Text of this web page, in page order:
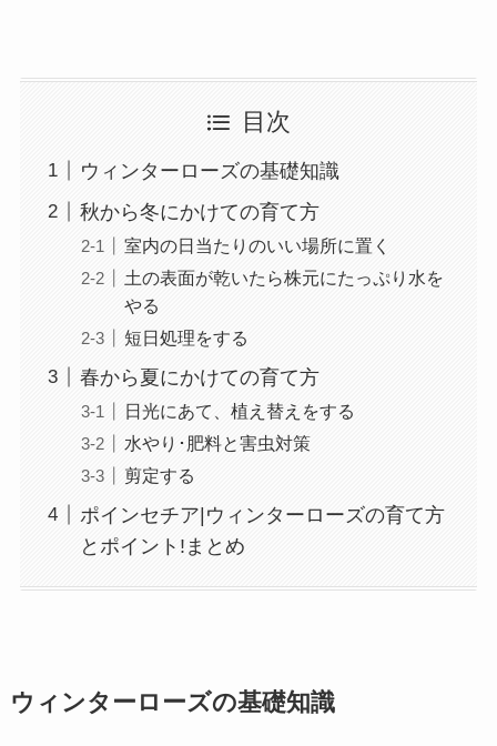
目次
ウィンターローズの基礎知識
秋から冬にかけての育て方
室内の日当たりのいい場所に置く
土の表面が乾いたら株元にたっぷり水を
やる
短日処理をする
春から夏にかけての育て方
日光にあて、植え替えをする
水やり･肥料と害虫対策
剪定する
ポインセチア|ウィンターローズの育て方
とポイント!まとめ
ウィンターローズの基礎知識